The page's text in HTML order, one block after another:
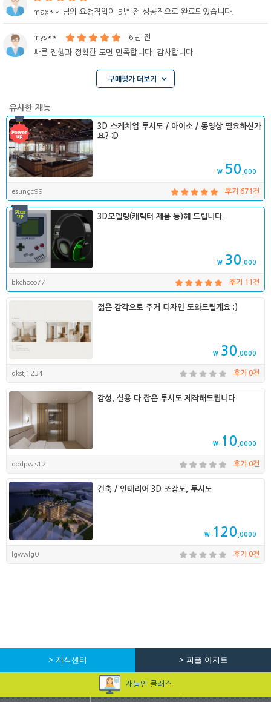
max** 님의 요청작업이 5년 전 성공적으로 완료되었습니다.
mys**
6년 전
빠른 진행과 정확한 도면 만족합니다. 감사합니다.
구매평가 더보기
유사한 재능
3D 스케치업 투시도 / 아이소 / 동영상 필요하신가
요? :D
₩ 50 ,000
esungc99 후기 671건
3D모델링(캐릭터 제품 등)해 드립니다.
₩ 30 ,000
bkchoco77 후기 11건
젊은 감각으로 주거 디자인 도와드릴게요 :)
₩ 30 ,0000
dkstj1234 후기 0건
감성, 실용 다 잡은 투시도 제작해드립니다
₩ 10 ,0000
qodpwls12 후기 0건
건축 / 인테리어 3D 조감도, 투시도
₩ 120 ,0000
lgwwlg0 후기 0건
> 지식센터 > 피플 아지트
재능인 클래스